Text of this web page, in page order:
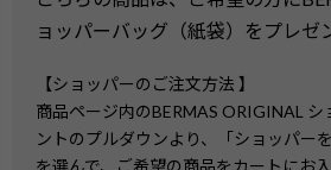
ョッパーバッグ（紙袋）をプレゼ
【ショッパーのご注文方法 】
商品ページ内のBERMAS ORIGINAL
ントのプルダウンより、「ショッパー